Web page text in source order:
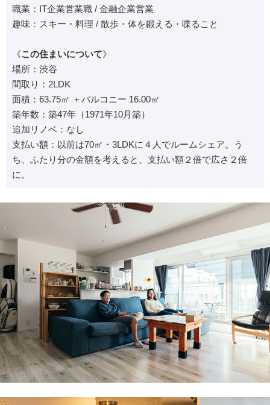
職業：IT企業営業職 / 金融企業営業
趣味：スキー・料理 / 散歩・体を鍛える・喋ること
《この住まいについて》
場所：渋谷
間取り：2LDK
面積：63.75㎡ ＋バルコニー 16.00㎡
築年数：築47年（1971年10月築）
追加リノベ：なし
支払い額：以前は70㎡・3LDKに４人でルームシェア。う
ち、ふたり分の金額を考えると、支払い額２倍で広さ２倍
に。